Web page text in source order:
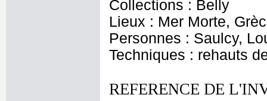
Collections : Belly
Lieux : Mer Morte,
Personnes : Saulcy,
Techniques : rehauts
REFERENCE DE